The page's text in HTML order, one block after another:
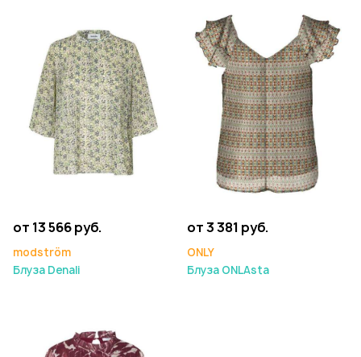
от 13 566 руб.
modström
Блуза Denali
от 3 381 руб.
ONLY
Блуза ONLAsta